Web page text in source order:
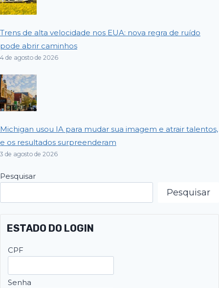
Trens de alta velocidade nos EUA: nova regra de ruído
pode abrir caminhos
4 de agosto de 2026
Michigan usou IA para mudar sua imagem e atrair talentos,
e os resultados surpreenderam
3 de agosto de 2026
Pesquisar
Pesquisar
ESTADO DO LOGIN
CPF
Senha